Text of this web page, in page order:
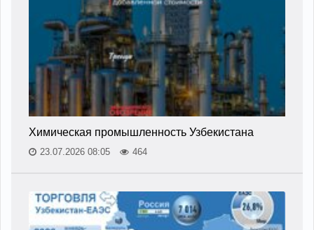
Химическая промышленность Узбекистана
23.07.2026 08:05 464